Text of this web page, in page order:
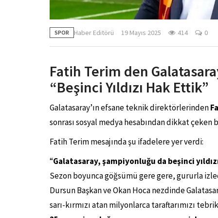
SPOR Haber Editörü 19 Mayıs 2025 414 0
Fatih Terim den
“Beşinci Yıldızı Hak Ettik”
Galatasaray’ın efsane teknik direktörlerinden
sonrası sosyal medya hesabından dikkat çeken
Fatih Terim mesajında şu ifadelere yer verdi:
“Galatasaray, şampiyonluğu da beşinci
Sezon boyunca göğsümü gere gere, gururla
Dursun Başkan ve Okan Hoca nezdinde
sarı-kırmızı atan milyonlarca taraftarımızı